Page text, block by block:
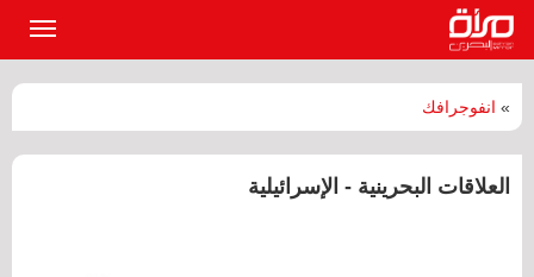
» انفوجرافك
العلاقات البحرينية - الإسرائيلية